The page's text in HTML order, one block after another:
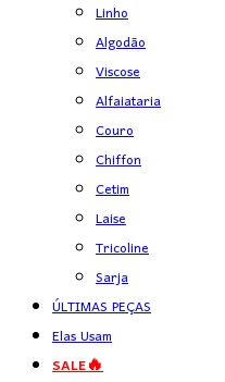
Linho
Algodão
Viscose
Alfaiataria
Couro
Chiffon
Cetim
Laise
Tricoline
Sarja
ÚLTIMAS PEÇAS
Elas Usam
SALE🔥